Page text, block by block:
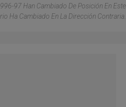
97 Han Cambiado De Posición En Este
Ha Cambiado En La Dirección Contraria.